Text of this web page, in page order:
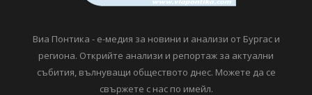
Виа Понтика - е-медия за новини и анализи от Бургас и
региона. Открийте анализи и репортаж за актуални
събития, вълнуващи обществото днес. Можете да се
свържете с нас по имейл.